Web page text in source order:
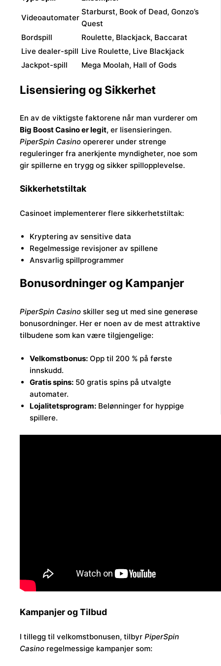
Videoautomater
Starburst, Book of Dead, Gonzo’s
Quest
Bordspill
Roulette, Blackjack, Baccarat
Live dealer-spill Live Roulette, Live Blackjack
Jackpot-spill
Mega Moolah, Hall of Gods
Lisensiering og Sikkerhet
En av de viktigste faktorene når man vurderer om
Big Boost Casino er legit, er lisensieringen.
PiperSpin Casino opererer under strenge
reguleringer fra anerkjente myndigheter, noe som
gir spillerne en trygg og sikker spillopplevelse.
Sikkerhetstiltak
Casinoet implementerer flere sikkerhetstiltak:
Kryptering av sensitive data
Regelmessige revisjoner av spillene
Ansvarlig spillprogrammer
Bonusordninger og Kampanjer
PiperSpin Casino skiller seg ut med sine generøse
bonusordninger. Her er noen av de mest attraktive
tilbudene som kan være tilgjengelige:
Velkomstbonus: Opp til 200 % på første
innskudd.
Gratis spins: 50 gratis spins på utvalgte
automater.
Lojalitetsprogram: Belønninger for hyppige
spillere.
Kampanjer og Tilbud
I tillegg til velkomstbonusen, tilbyrPiperSpin
Casino regelmessige kampanjer som: